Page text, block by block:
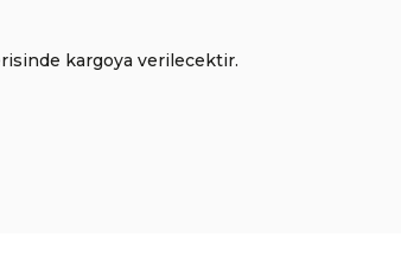
kargoya verilecektir.